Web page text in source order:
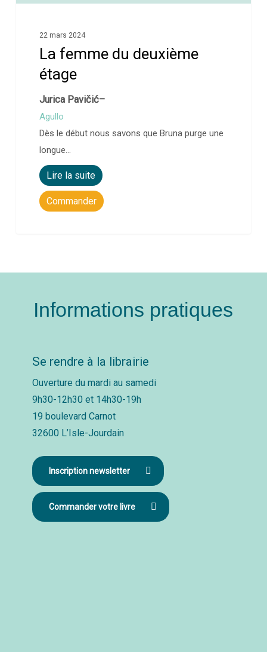
22 mars 2024
La femme du deuxième
étage
Jurica Pavičić–
Agullo
Dès le début nous savons que Bruna purge une
longue…
Lire la suite
Commander
Informations pratiques
Se rendre à la librairie
Ouverture du mardi au samedi
9h30-12h30 et 14h30-19h
19 boulevard Carnot
32600 L’Isle-Jourdain
Inscription newsletter
Commander votre livre